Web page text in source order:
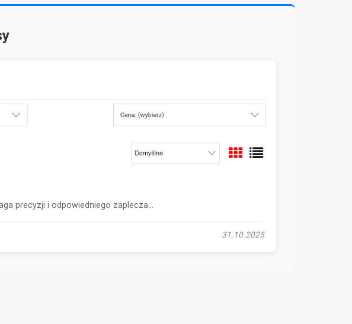
precyzji i odpowiedniego zaplecza...
31.10.2025